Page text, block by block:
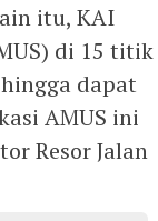
itu, KAI
di 15 titik
dapat
AMUS ini
Resor Jalan